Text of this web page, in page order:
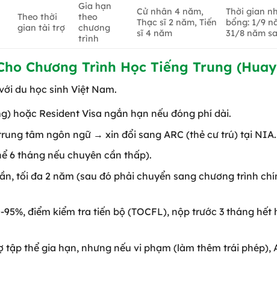
Theo thời
gian tài trợ
Gia hạn
theo
chương
trình
Cử nhân 4 năm,
Thạc sĩ 2 năm, Tiến
sĩ 4 năm
Thời gian
bổng: 1/9
31/8 năm
Chương Trình Học Tiếng Trung
du học sinh Việt Nam.
hoặc Resident Visa ngắn hạn nếu đóng phí dài.
tâm ngôn ngữ → xin đổi sang ARC (thẻ cư trú) tại NIA.
6 tháng nếu chuyên cần thấp).
tối đa 2 năm (sau đó phải chuyển sang chương trình
95%, điểm kiểm tra tiến bộ (TOCFL), nộp trước 3 tháng hết
tập thể gia hạn, nhưng nếu vi phạm (làm thêm trái phép),